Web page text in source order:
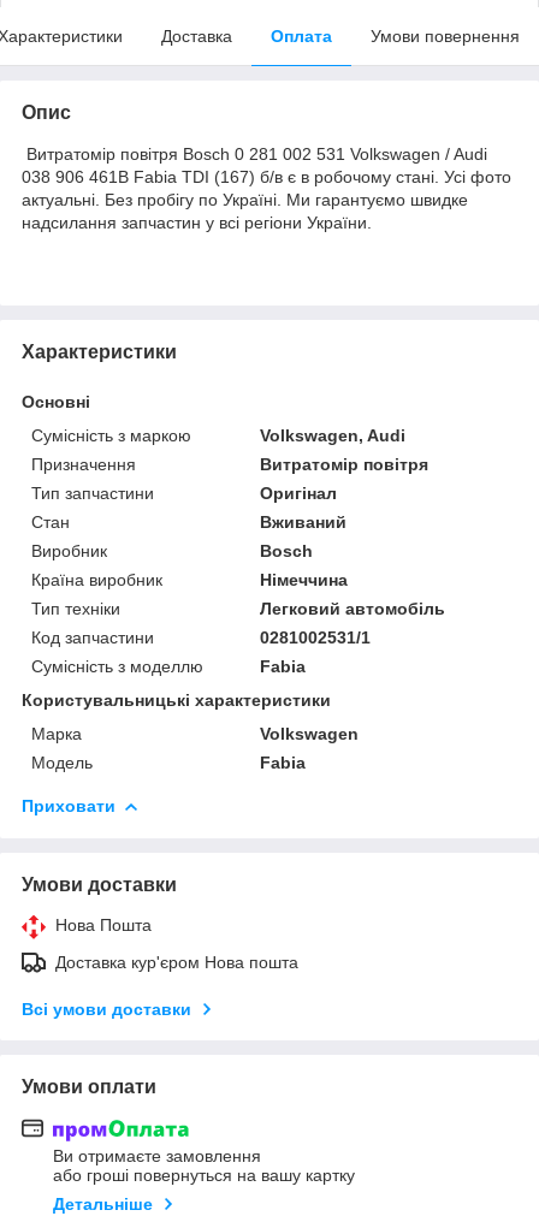
Доставка Оплата Умови повернення
Опис
Витратомір повітря Bosch 0 281 002 531 Volkswagen / Audi
038 906 461B Fabia TDI (167) б/в є в робочому стані. Усі фото
актуальні. Без пробігу по Україні. Ми гарантуємо швидке
надсилання запчастин у всі регіони України.
Характеристики
Основні
Сумісність з маркою
Volkswagen, Audi
Призначення
Витратомір повітря
Тип запчастини
Оригінал
Стан
Вживаний
Виробник
Bosch
Країна виробник
Німеччина
Тип техніки
Легковий автомобіль
Код запчастини
0281002531/1
Сумісність з моделлю
Fabia
Користувальницькі характеристики
Марка
Volkswagen
Модель
Fabia
Приховати
Умови доставки
Нова Пошта
Доставка кур'єром Нова пошта
Всі умови доставки
Умови оплати
Ви отримаєте замовлення
або гроші повернуться на вашу картку
Детальніше